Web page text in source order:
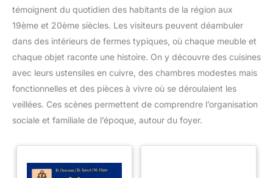
témoignent du quotidien des habitants de la région aux
19ème et 20ème siècles. Les visiteurs peuvent déambuler
dans des intérieurs de fermes typiques, où chaque meuble et
chaque objet raconte une histoire. On y découvre des cuisines
avec leurs ustensiles en cuivre, des chambres modestes mais
fonctionnelles et des pièces à vivre où se déroulaient les
veillées. Ces scènes permettent de comprendre l’organisation
sociale et familiale de l’époque, autour du foyer.